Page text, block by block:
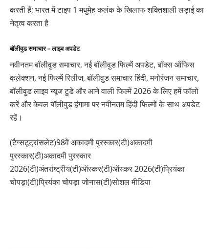
करती हैं; भारत में टाइप 1 मधुमेह कलंक के खिलाफ शक्तिशाली लड़ाई का
नेतृत्व करता है
बॉलीवुड समाचार – लाइव अपडेट
नवीनतम बॉलीवुड समाचार, नई बॉलीवुड फिल्में अपडेट, बॉक्स ऑफिस
कलेक्शन, नई फिल्में रिलीज, बॉलीवुड समाचार हिंदी, मनोरंजन समाचार,
बॉलीवुड लाइव न्यूज टुडे और आने वाली फिल्में 2026 के लिए हमें फॉलो
करें और केवल बॉलीवुड हंगामा पर नवीनतम हिंदी फिल्मों के साथ अपडेट
रहें।
(टैग्सटूट्रांसलेट)98वें अकादमी पुरस्कार(टी)अकादमी
पुरस्कार(टी)अकादमी पुरस्कार
2026(टी)अंतर्राष्ट्रीय(टी)ऑस्कर(टी)ऑस्कर 2026(टी)प्रियंका
चोपड़ा(टी)प्रियंका चोपड़ा जोनास(टी)सोशल मीडिया